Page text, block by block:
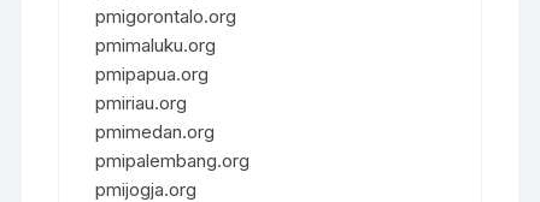
pmigorontalo.org
pmimaluku.org
pmipapua.org
pmiriau.org
pmimedan.org
pmipalembang.org
pmijogja.org